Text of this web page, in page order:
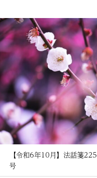
【令和6年10月】法話箋225
号